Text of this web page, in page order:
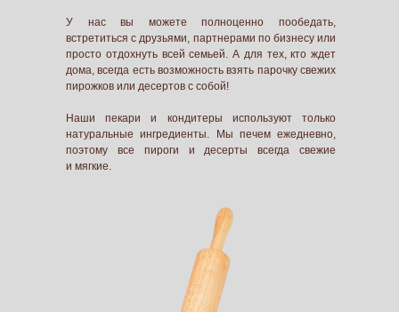
У нас вы можете полноценно пообедать,
встретиться с друзьями, партнерами по бизнесу или
просто отдохнуть всей семьей. А для тех, кто ждет
дома, всегда есть возможность взять парочку свежих
пирожков или десертов с собой!
Наши пекари и кондитеры используют только
натуральные ингредиенты. Мы печем ежедневно,
поэтому все пироги и десерты всегда свежие
и мягкие.